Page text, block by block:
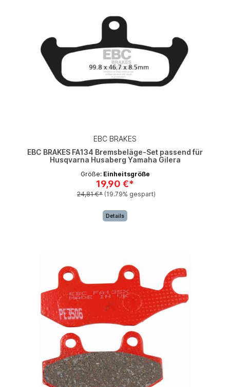
EBC BRAKES
EBC BRAKES FA134 Bremsbeläge-Set passend für
Husqvarna Husaberg Yamaha Gilera
Größe: Einheitsgröße
19,90 €*
24,81 €* (19.79% gespart)
Details